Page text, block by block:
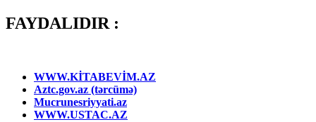
FAYDALIDIR :
WWW.KİTABEVİM.AZ
Aztc.gov.az (tərcümə)
Mucrunesriyyati.az
WWW.USTAC.AZ